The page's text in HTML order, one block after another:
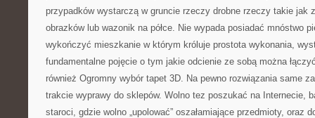
przypadków wystarczą w gruncie rzeczy drobne rzeczy takie jak
obrazków lub wazonik na półce. Nie wypada posiadać mnóstwo
wykończyć mieszkanie w którym króluje prostota wykonania,
fundamentalne pojęcie o tym jakie odcienie ze sobą można
również Ogromny wybór tapet 3D. Na pewno rozwiązania same
trakcie wyprawy do sklepów. Wolno tez poszukać na Internecie,
staroci, gdzie wolno „upolować” oszałamiające przedmioty, oraz